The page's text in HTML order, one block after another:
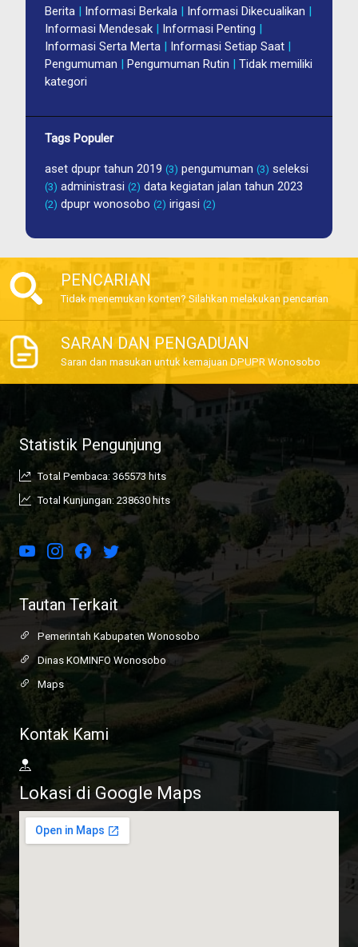
Berita | Informasi Berkala | Informasi Dikecualikan |
Informasi Mendesak | Informasi Penting |
Informasi Serta Merta | Informasi Setiap Saat |
Pengumuman | Pengumuman Rutin | Tidak memiliki
kategori
Tags Populer
aset dpupr tahun 2019 (3) pengumuman (3) seleksi
(3) administrasi (2) data kegiatan jalan tahun 2023
(2) dpupr wonosobo (2) irigasi (2)
PENCARIAN
Tidak menemukan konten? Silahkan melakukan pencarian
SARAN DAN PENGADUAN
Saran dan masukan untuk kemajuan DPUPR Wonosobo
Statistik Pengunjung
Total Pembaca: 365573 hits
Total Kunjungan: 238630 hits
Tautan Terkait
Pemerintah Kabupaten Wonosobo
Dinas KOMINFO Wonosobo
Maps
Kontak Kami
Lokasi di Google Maps